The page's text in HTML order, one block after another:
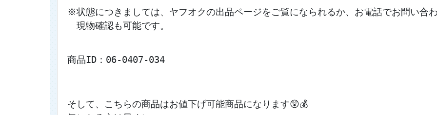
※状態につきましては、ヤフオクの出品ページをご覧になられるか、お電話でお問い合わ
現物確認も可能です。
商品ID：06-0407-034
そして、こちらの商品はお値下げ可能商品になります😲💰